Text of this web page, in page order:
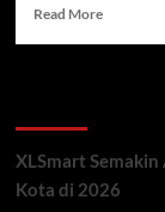
Read MoreRead
Alergi
Setiap
XLSmart
Kota di 2026